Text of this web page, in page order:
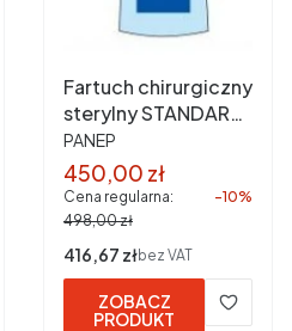
Fartuch chirurgiczny
sterylny STANDARD
PRODUCENT
PANEP
Cena promocyjna
450,00 zł
Cena regularna:
498,00 zł
-10%
Cena
416,67 złbez VAT
ZOBACZ
PRODUKT